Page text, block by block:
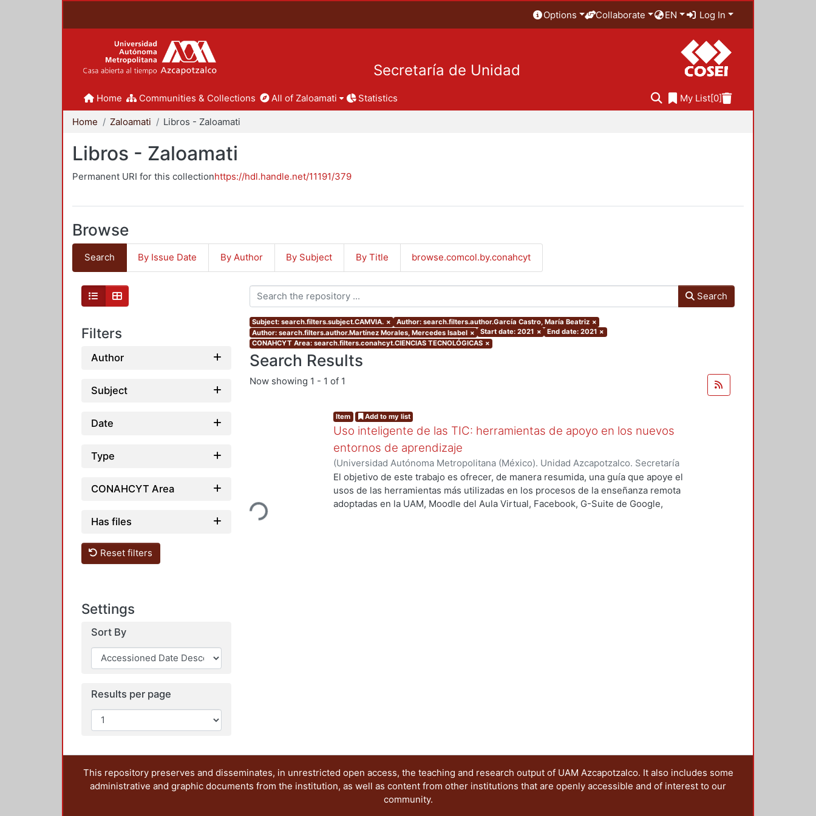
Options Collaborate EN Log In
Secretaría de Unidad
Home Communities & Collections All of Zaloamati Statistics My List[0]
Home Zaloamati Libros - Zaloamati
Libros - Zaloamati
Permanent URI for this collectionhttps://hdl.handle.net/11191/379
Browse
Search By Issue Date By Author By Subject By Title browse.comcol.by.conahcyt
Filters
Author
Subject
Date
Type
CONAHCYT Area
Has files
Reset filters
Settings
Sort By
Results per page
Search
Subject: search.filters.subject.CAMVIA. × Author: search.filters.author.García Castro, María Beatriz ×
Author: search.filters.author.Martínez Morales, Mercedes Isabel × Start date: 2021 × End date: 2021 ×
CONAHCYT Area: search.filters.conahcyt.CIENCIAS TECNOLÓGICAS ×
Search Results
Now showing 1 - 1 of 1
Loading...
Item Add to my list
Uso inteligente de las TIC: herramientas de apoyo en los nuevos
entornos de aprendizaje
(Universidad Autónoma Metropolitana (México). Unidad Azcapotzalco. Secretaría
Académica.,2021) García Castro, María Beatriz;Orozco García, Paola Yatzel;Puga
García, Merary Denny;Martínez Morales, Mercedes Isabel;Alvarado Hernández,
Alejandra; Tarango de la Torre, Juan Carlos
El objetivo de este trabajo es ofrecer, de manera resumida, una guía que apoye el
usos de las herramientas más utilizadas en los procesos de la enseñanza remota
adoptadas en la UAM, Moodle del Aula Virtual, Facebook, G-Suite de Google,
This repository preserves and disseminates, in unrestricted open access, the teaching and research output of UAM Azcapotzalco. It also includes some
administrative and graphic documents from the institution, as well as content from other institutions that are openly accessible and of interest to our
community.